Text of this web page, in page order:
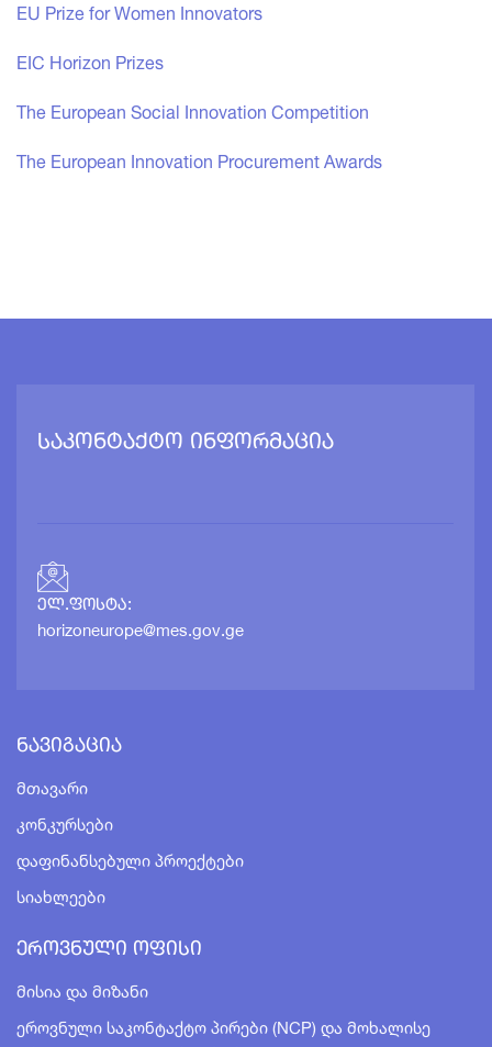
EU Prize for Women Innovators
EIC Horizon Prizes
The European Social Innovation Competition
The European Innovation Procurement Awards
საკონტაქტო ინფორმაცია
ელ.ფოსტა:
horizoneurope@mes.gov.ge
Ნავიგაცია
Მთავარი
Კონკურსები
Დაფინანსებული Პროექტები
Სიახლეები
Ეროვნული Ოფისი
Მისია Და Მიზანი
Ეროვნული Საკონტაქტო Პირები (NCP) Და Მოხალისე